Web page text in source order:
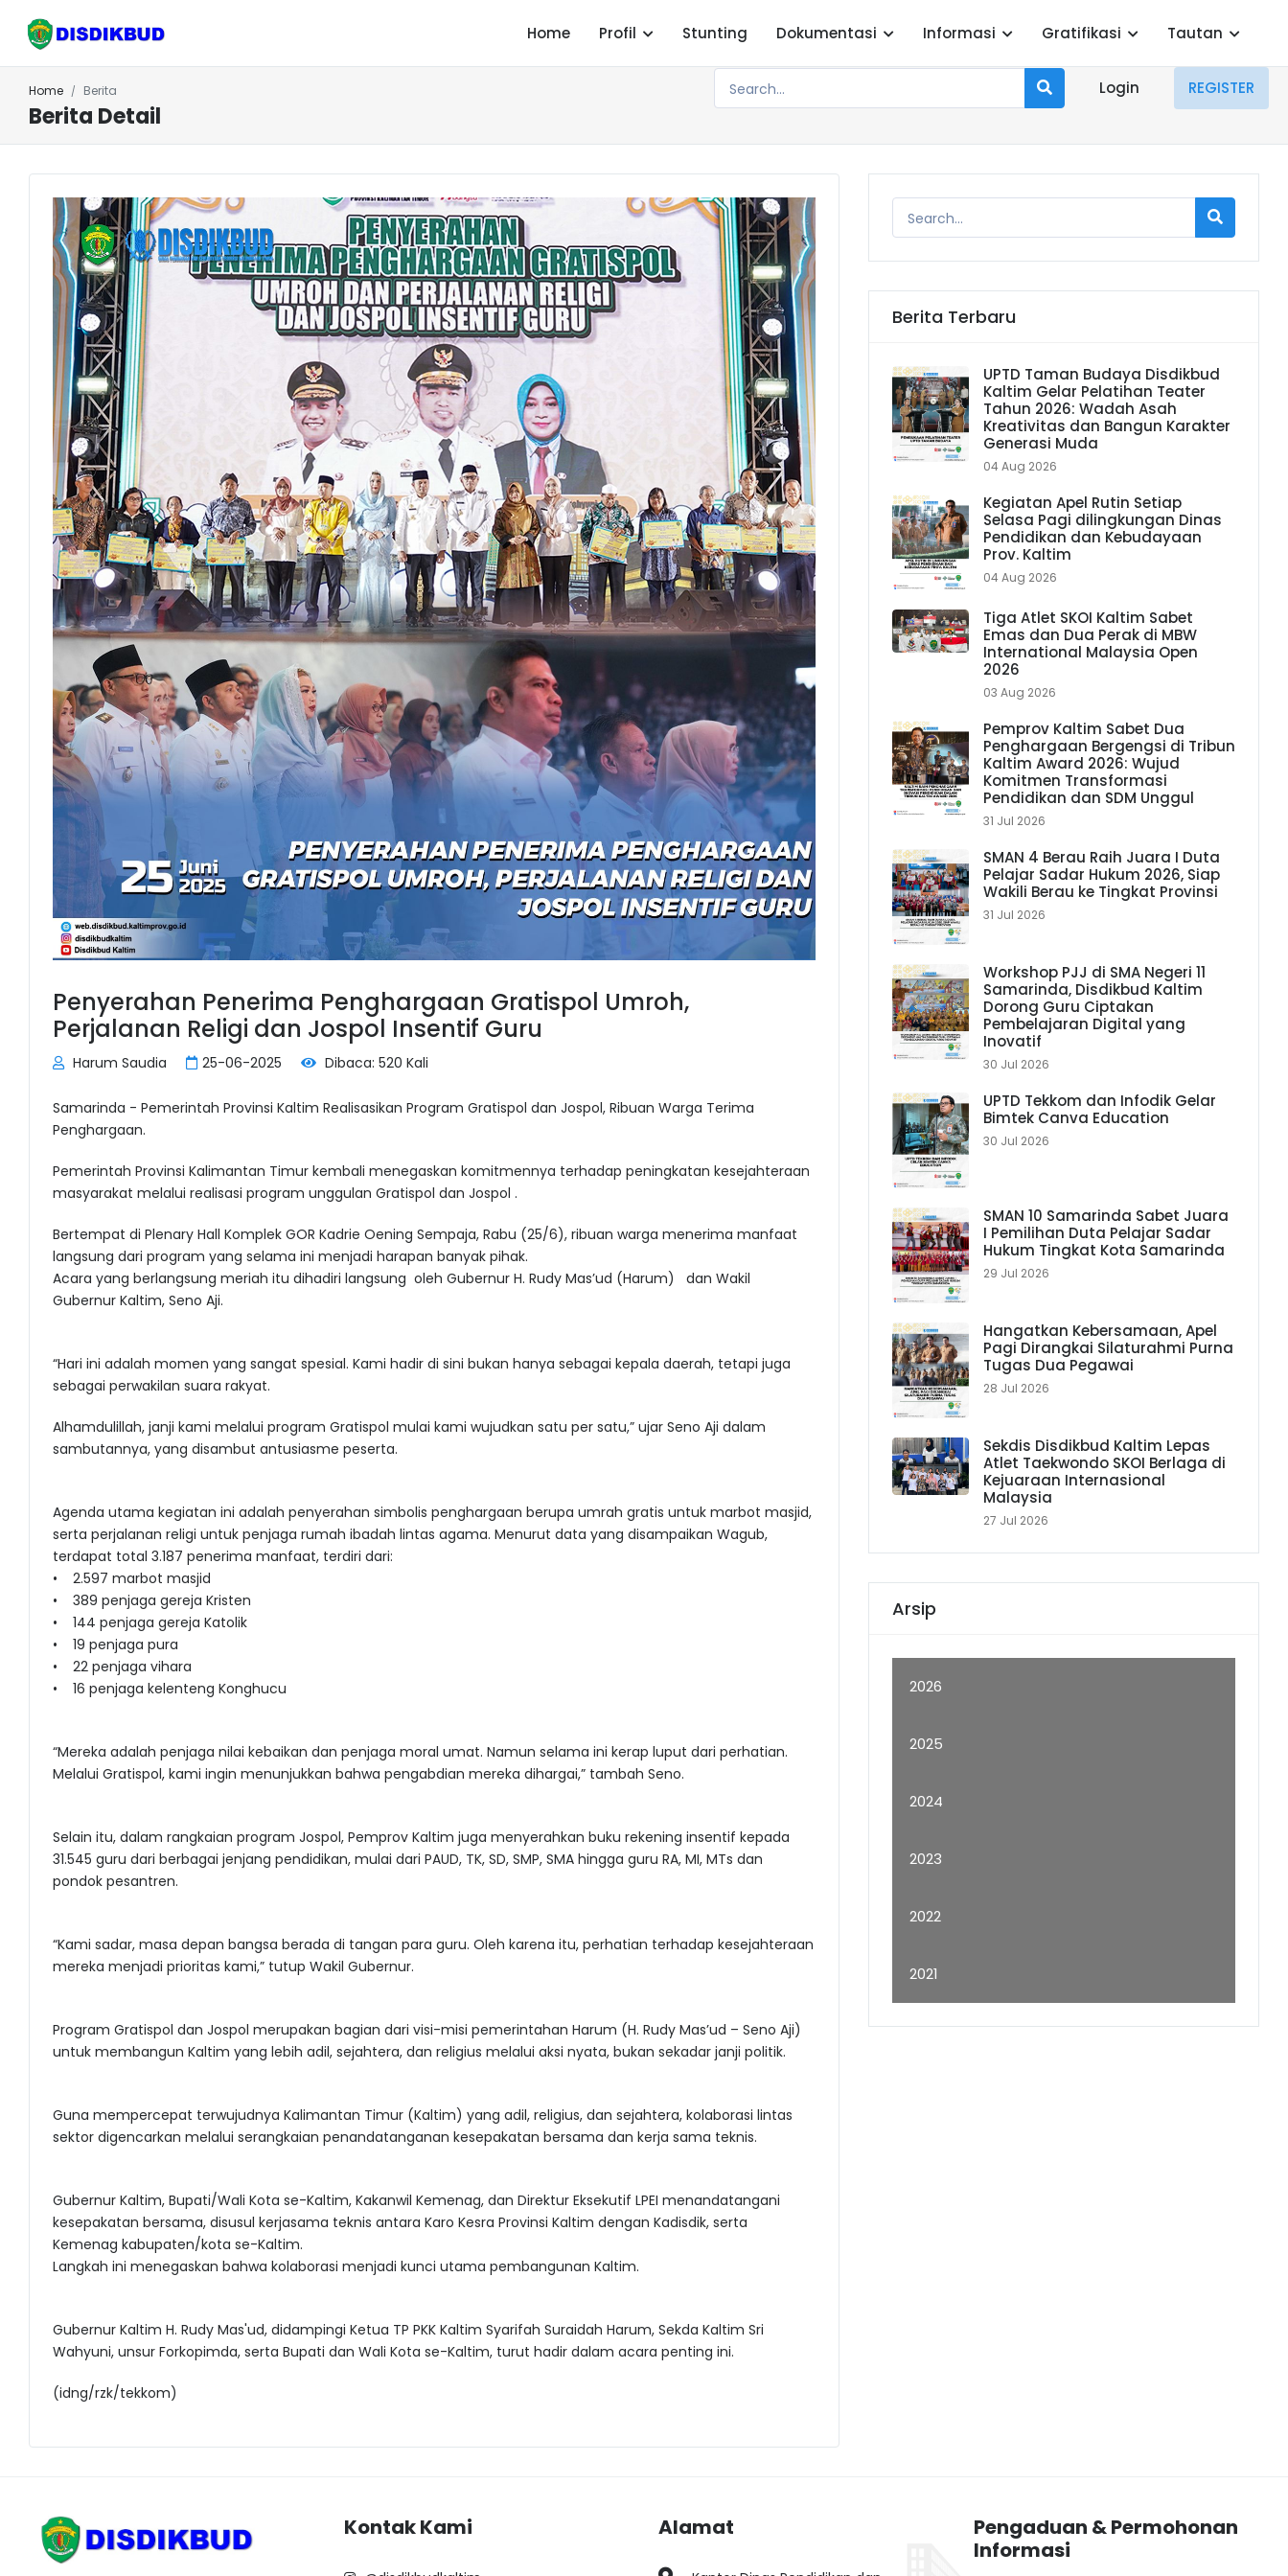
Home Profil Stunting Dokumentasi Informasi Gratifikasi Tautan
Login REGISTER
Home Berita
Berita Detail
Penyerahan Penerima Penghargaan Gratispol Umroh,
Perjalanan Religi dan Jospol Insentif Guru
Harum Saudia 25-06-2025 Dibaca: 520 Kali
Samarinda - Pemerintah Provinsi Kaltim Realisasikan Program Gratispol dan Jospol, Ribuan Warga Terima
Penghargaan.
Pemerintah Provinsi Kalimantan Timur kembali menegaskan komitmennya terhadap peningkatan kesejahteraan
masyarakat melalui realisasi program unggulan Gratispol dan Jospol .
Bertempat di Plenary Hall Komplek GOR Kadrie Oening Sempaja, Rabu (25/6), ribuan warga menerima manfaat
langsung dari program yang selama ini menjadi harapan banyak pihak.
Acara yang berlangsung meriah itu dihadiri langsung oleh Gubernur H. Rudy Mas’ud (Harum) dan Wakil
Gubernur Kaltim, Seno Aji.
“Hari ini adalah momen yang sangat spesial. Kami hadir di sini bukan hanya sebagai kepala daerah, tetapi juga
sebagai perwakilan suara rakyat.
Alhamdulillah, janji kami melalui program Gratispol mulai kami wujudkan satu per satu,” ujar Seno Aji dalam
sambutannya, yang disambut antusiasme peserta.
Agenda utama kegiatan ini adalah penyerahan simbolis penghargaan berupa umrah gratis untuk marbot masjid,
serta perjalanan religi untuk penjaga rumah ibadah lintas agama. Menurut data yang disampaikan Wagub,
terdapat total 3.187 penerima manfaat, terdiri dari:
• 2.597 marbot masjid
• 389 penjaga gereja Kristen
• 144 penjaga gereja Katolik
• 19 penjaga pura
• 22 penjaga vihara
• 16 penjaga kelenteng Konghucu
“Mereka adalah penjaga nilai kebaikan dan penjaga moral umat. Namun selama ini kerap luput dari perhatian.
Melalui Gratispol, kami ingin menunjukkan bahwa pengabdian mereka dihargai,” tambah Seno.
Selain itu, dalam rangkaian program Jospol, Pemprov Kaltim juga menyerahkan buku rekening insentif kepada
31.545 guru dari berbagai jenjang pendidikan, mulai dari PAUD, TK, SD, SMP, SMA hingga guru RA, MI, MTs dan
pondok pesantren.
“Kami sadar, masa depan bangsa berada di tangan para guru. Oleh karena itu, perhatian terhadap kesejahteraan
mereka menjadi prioritas kami,” tutup Wakil Gubernur.
Program Gratispol dan Jospol merupakan bagian dari visi-misi pemerintahan Harum (H. Rudy Mas’ud – Seno Aji)
untuk membangun Kaltim yang lebih adil, sejahtera, dan religius melalui aksi nyata, bukan sekadar janji politik.
Guna mempercepat terwujudnya Kalimantan Timur (Kaltim) yang adil, religius, dan sejahtera, kolaborasi lintas
sektor digencarkan melalui serangkaian penandatanganan kesepakatan bersama dan kerja sama teknis.
Gubernur Kaltim, Bupati/Wali Kota se-Kaltim, Kakanwil Kemenag, dan Direktur Eksekutif LPEI menandatangani
kesepakatan bersama, disusul kerjasama teknis antara Karo Kesra Provinsi Kaltim dengan Kadisdik, serta
Kemenag kabupaten/kota se-Kaltim.
Langkah ini menegaskan bahwa kolaborasi menjadi kunci utama pembangunan Kaltim.
Gubernur Kaltim H. Rudy Mas'ud, didampingi Ketua TP PKK Kaltim Syarifah Suraidah Harum, Sekda Kaltim Sri
Wahyuni, unsur Forkopimda, serta Bupati dan Wali Kota se-Kaltim, turut hadir dalam acara penting ini.
(idng/rzk/tekkom)
Berita Terbaru
UPTD Taman Budaya Disdikbud
Kaltim Gelar Pelatihan Teater
Tahun 2026: Wadah Asah
Kreativitas dan Bangun Karakter
Generasi Muda
04 Aug 2026
Kegiatan Apel Rutin Setiap
Selasa Pagi dilingkungan Dinas
Pendidikan dan Kebudayaan
Prov. Kaltim
04 Aug 2026
Tiga Atlet SKOI Kaltim Sabet
Emas dan Dua Perak di MBW
International Malaysia Open
2026
03 Aug 2026
Pemprov Kaltim Sabet Dua
Penghargaan Bergengsi di Tribun
Kaltim Award 2026: Wujud
Komitmen Transformasi
Pendidikan dan SDM Unggul
31 Jul 2026
SMAN 4 Berau Raih Juara I Duta
Pelajar Sadar Hukum 2026, Siap
Wakili Berau ke Tingkat Provinsi
31 Jul 2026
Workshop PJJ di SMA Negeri 11
Samarinda, Disdikbud Kaltim
Dorong Guru Ciptakan
Pembelajaran Digital yang
Inovatif
30 Jul 2026
UPTD Tekkom dan Infodik Gelar
Bimtek Canva Education
30 Jul 2026
SMAN 10 Samarinda Sabet Juara
I Pemilihan Duta Pelajar Sadar
Hukum Tingkat Kota Samarinda
29 Jul 2026
Hangatkan Kebersamaan, Apel
Pagi Dirangkai Silaturahmi Purna
Tugas Dua Pegawai
28 Jul 2026
Sekdis Disdikbud Kaltim Lepas
Atlet Taekwondo SKOI Berlaga di
Kejuaraan Internasional
Malaysia
27 Jul 2026
Arsip
2026
2025
2024
2023
2022
2021
Kontak Kami Alamat
Pengaduan & Permohonan
Informasi